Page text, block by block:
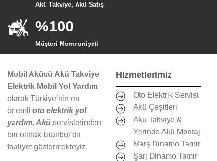
Akü Takviye, Akü Satış
%100
Müşteri Memnuniyeti
Mobil Akücü Akü Takviye
Elektrik Mobil Yol Yardım
olarak Türkiye’nin en
önemli oto elektrik yol
yardım, Akü servislerinden
biri olarak İstanbul’da
faaliyet göstermekteyiz.
Hizmetlerimiz
Oto Elektrik Servisi
Akü Çeşitleri
Akü Takviye &
Yerinde Akü Montaj
Marş Dinamo Tamir
Şarj Dinamo Tamir